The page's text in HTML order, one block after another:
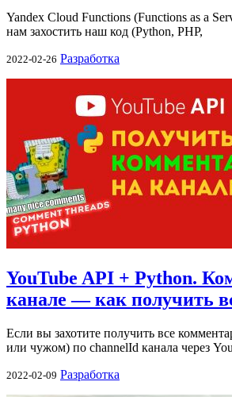
Yandex Cloud Functions (Functions as a
нам захостить наш код (Python, PHP,
2022-02-26 Разработка
YouTube API + Python.
канале — как получить
Если вы захотите получить все
или чужом) по channelId канала через
2022-02-09 Разработка